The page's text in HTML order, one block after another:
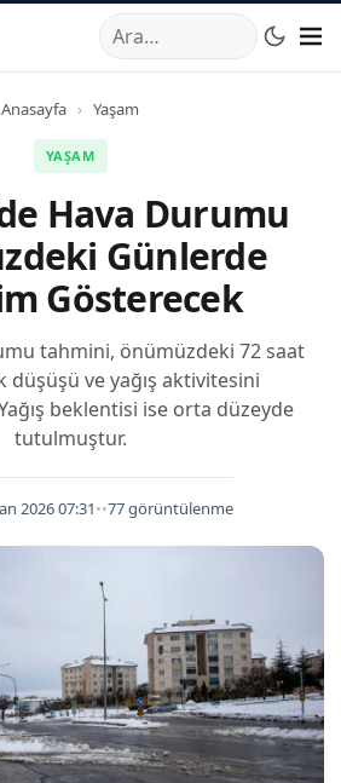
Beylikdüzü34520TRTelefon:0850
Anasayfa › Yaşam
YAŞAM
Hava Durumu
Günlerde
Gösterecek
tahmini, önümüzdeki 72 saat
düşüşü ve yağış aktivitesini
beklentisi ise orta düzeyde
tutulmuştur.
2026 07:31••77 görüntülenme